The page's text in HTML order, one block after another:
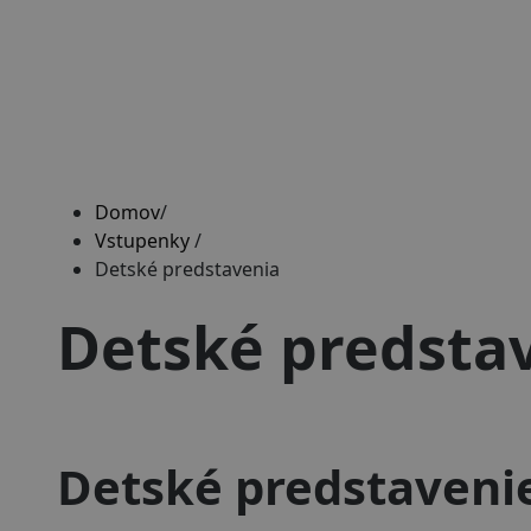
Domov/
Vstupenky/
Detské predstavenia
Detské
Detské